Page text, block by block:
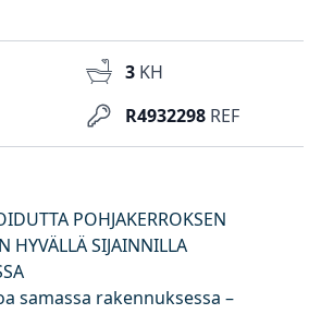
R4932298 REF
3 KH
POHJAKERROKSEN
HYVÄLLÄ SIJAINNILLA
samassa rakennuksessa –